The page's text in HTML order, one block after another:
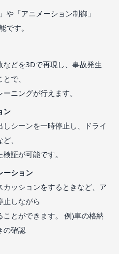
や「アニメーション制御」
です。
どを3Dで再現し、事故発生
で、
ニングが行えます。
ン
シーンを一時停止し、ドライ
、
証が可能です。
ーション
ッションをするときなど、ア
止しながら
とができます。 例)車の格納
の確認